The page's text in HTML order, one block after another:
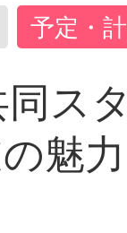
予定・
ス
魅